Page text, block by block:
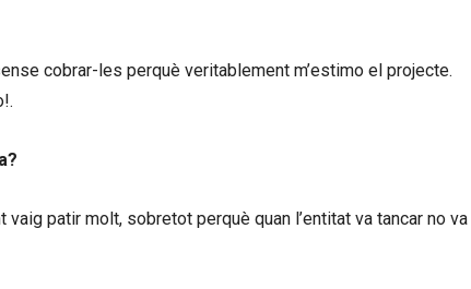
cobrar-les perquè veritablement m’estimo el projecte.
vaig patir molt, sobretot perquè quan l’entitat va tancar no va